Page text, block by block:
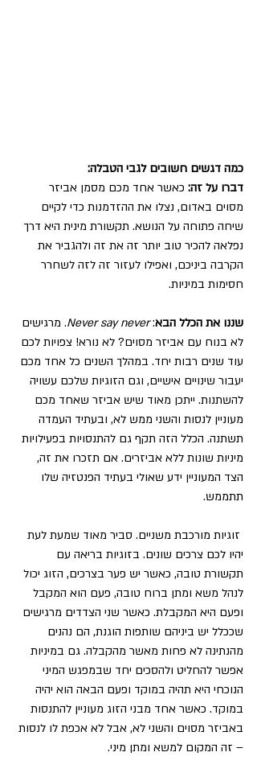
כמה דגשים חשובים לגבי הטבלה:
דברו על זה: כאשר אחד מכם מסמן אביזר
מסוים באדום, נצלו את ההזדמנות כדי לקיים
שיחה פתוחה על הנושא. תקשורת מינית היא דרך
נפלאה להכיר טוב יותר זה את זה ולהגביר את
הקרבה ביניכם, ואפילו לעזור זה לזה לשחרר
חסימות במיניות.
שננו את הכלל הבא:
Never say never. מרגישים
לא בנוח עם אביזר מסוים? לא נורא! צפויות לכם
עוד שנים רבות יחד. במהלך השנים כל אחד מכם
יעבור שינויים אישיים, וגם הזוגיות שלכם עשויה
להשתנות. ייתכן מאוד שיש אביזר שאחד מכם
מעוניין לנסות והשני ממש לא, ובעתיד העמדה
תשתנה. הכלל הזה תקף גם להתנסויות בפעילויות
מיניות שונות ללא אביזרים. אם תזכרו את זה,
הצד המעוניין ידע שאולי בעתיד הפנטזיה שלו
תתממש.
זוגיות מורכבת משניים. סביר מאוד שמעת לעת
יהיו לכם צרכים שונים. בזוגיות בריאה עם
תקשורת טובה, כאשר יש פער בצרכים, הזוג יכול
לנהל משא ומתן ברוח טובה, פעם הוא המקבל
ופעם היא המקבלת. כאשר שני הצדדים מרגישים
שככלל יש ביניהם שותפות הוגנת, הם נהנים
מהנתינה לא פחות מאשר מהקבלה. גם במיניות
אפשר להחליט ולהסכים יחד שבמפגש המיני
הנוכחי היא תהיה במוקד ופעם הבאה הוא יהיה
במוקד. כאשר אחד מבני הזוג מעוניין להתנסות
באביזר מסוים והשני לא, אבל לא אכפת לו לנסות
– זה המקום למשא ומתן מיני.